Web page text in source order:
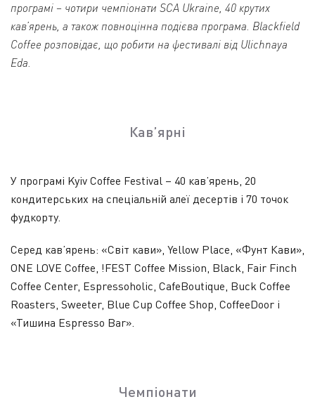
програмі – чотири чемпіонати SCA Ukraine, 40 крутих
кав’ярень, а також повноцінна подієва програма. Blackfield
Coffee розповідає, що робити на фестивалі від Ulichnaya
Eda.
Кав’ярні
У програмі Kyiv Coffee Festival – 40 кав’ярень, 20
кондитерських на спеціальній алеї десертів і 70 точок
фудкорту.
Серед кав’ярень: «Світ кави», Yellow Place, «Фунт Кави»,
ONE LOVE Coffee, !FEST Coffee Mission, Black, Fair Finch
Coffee Center, Espressoholic, CafeBoutique, Buck Coffee
Roasters, Sweeter, Blue Cup Coffee Shop, CoffeeDoor і
«Тишина Espresso Bar».
Чемпіонати